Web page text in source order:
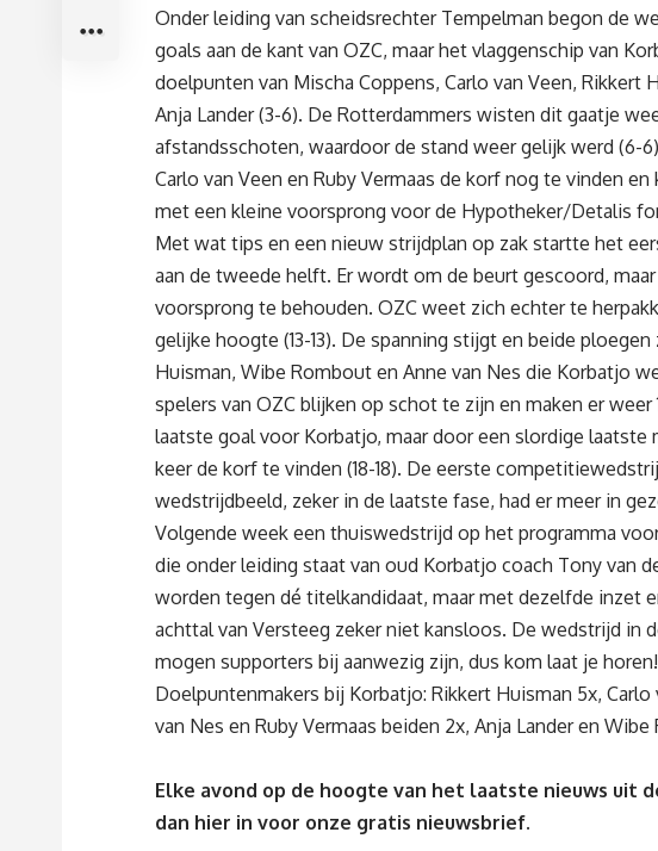
Onder leiding van scheidsrechter Tempelman begon de
goals aan de kant van OZC, maar het vlaggenschip van
doelpunten van Mischa Coppens, Carlo van Veen, Rikkert
Anja Lander (3-6). De Rotterdammers wisten dit gaatje
afstandsschoten, waardoor de stand weer gelijk werd (6-
Carlo van Veen en Ruby Vermaas de korf nog te vinden
met een kleine voorsprong voor de Hypotheker/Detalis
Met wat tips en een nieuw strijdplan op zak startte het
aan de tweede helft. Er wordt om de beurt gescoord,
voorsprong te behouden. OZC weet zich echter te
gelijke hoogte (13-13). De spanning stijgt en beide
Huisman, Wibe Rombout en Anne van Nes die Korbatjo
spelers van OZC blijken op schot te zijn en maken er weer
laatste goal voor Korbatjo, maar door een slordige
keer de korf te vinden (18-18). De eerste
wedstrijdbeeld, zeker in de laatste fase, had er meer in
Volgende week een thuiswedstrijd op het programma
die onder leiding staat van oud Korbatjo coach Tony van
worden tegen dé titelkandidaat, maar met dezelfde inzet
achttal van Versteeg zeker niet kansloos. De wedstrijd in
mogen supporters bij aanwezig zijn, dus kom laat je horen!
Doelpuntenmakers bij Korbatjo: Rikkert Huisman 5x, Carlo
van Nes en Ruby Vermaas beiden 2x, Anja Lander en Wibe
Elke avond op de hoogte van het laatste nieuws uit
dan hier in voor onze gratis nieuwsbrief.